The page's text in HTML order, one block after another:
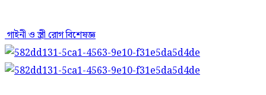
গাইনী ও স্ত্রী রোগ বিশেষজ্ঞ